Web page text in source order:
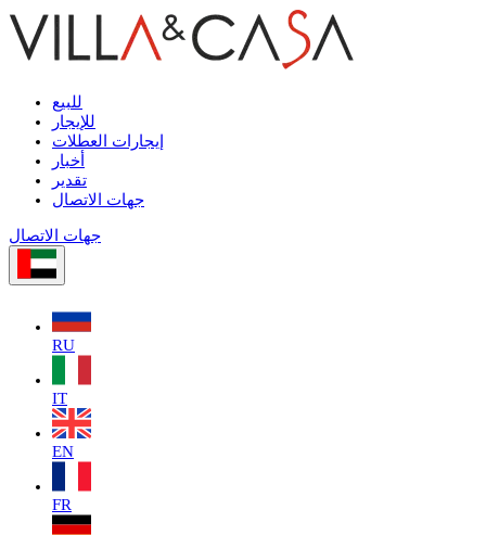
للبيع
للإيجار
إيجارات العطلات
أخبار
تقدير
جهات الاتصال
جهات الاتصال
RU
IT
EN
FR